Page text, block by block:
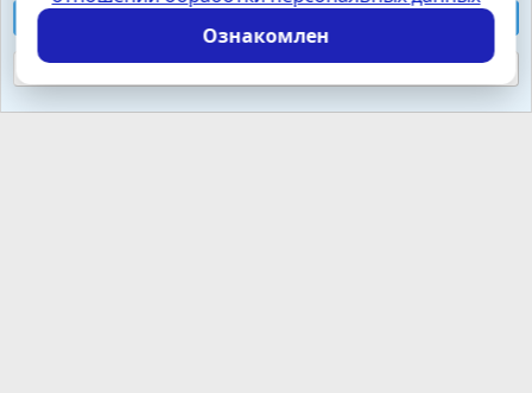
Условия и правила
Политика конфиденциальности
Помощь
S
S
Локализация отXenForo.Info
Reject optional cookies
Ознакомлен